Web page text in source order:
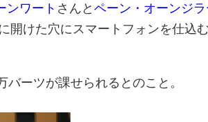
ンワート さんと ペーン・オーンジラ
開けた穴にスマートフォンを仕込
ーツが課せられるとのこと。